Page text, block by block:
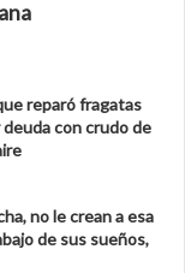
reparó fragatas
con crudo de
no le crean a esa
de sus sueños,